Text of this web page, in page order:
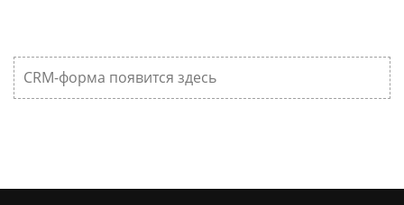
CRM-форма появится здесь